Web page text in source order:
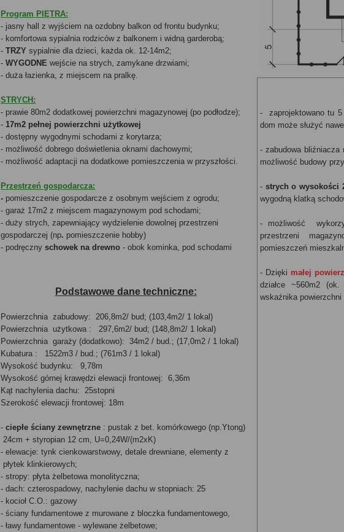
Program PIĘTRA:
- jasny hall z wyjściem na ozdobny balkon od frontu budynku;
- komfortowa sypialnia rodziców z balkonem i widną garderobą;
-TRZY sypialnie dla dzieci, każda ok. 12-14m2;
-WYGODNE wejście na strych, zamykane drzwiami;
- duża łazienka, z miejscem na pralkę.
STRYCH:
- prawie 80m2 dodatkowej powierzchni magazynowej (po podłodze);
-17m2 pełnej powierzchni użytkowej
- dostępny wygodnymi schodami z korytarza;
- możliwość dobrego doświetlenia oknami dachowymi;
- możliwość adaptacji na dodatkowe pomieszczenia w przyszłości.
Przestrzeń gospodarcza:
- pomieszczenie gospodarcze z osobnym wejściem z ogrodu;
- garaż 17m2 z miejscem magazynowym pod schodami;
- duży strych, zapewniający wydzielenie dowolnej przestrzeni
gospodarczej (np. pomieszczenie hobby)
- podręcznyschowek na drewno - obok kominka, pod schodami
Podstawowe dane techniczne:
Powierzchnia zabudowy: 206,8m2/ bud; (103,4m2/ 1 lokal)
Powierzchnia użytkowa : 297,6m2/ bud; (148,8m2/ 1 lokal)
Powierzchnia garaży (dodatkowo): 34m2 / bud.; (17,0m2 / 1 lokal)
Kubatura : 1522m3 / bud.; (761m3 / 1 lokal)
Wysokość budynku: 9,78m
Wysokość górnej krawędzi elewacji frontowej: 6,36m
Kąt nachylenia dachu: 25stopni
Szerokość elewacji frontowej: 18m
-ciepłe ściany zewnętrzne : pustak z bet. komórkowego (np.Ytong)
24cm + styropian 12 cm, U=0,24W/(m2xK)
- elewacje: tynk cienkowarstwowy, detale drewniane, elementy z
płytek klinkierowych;
- stropy: płyta żelbetowa monolityczna;
- dach: czterospadowy, nachylenie dachu w stopniach: 25
- kocioł C.O.: gazowy
- ściany fundamentowe z murowane z bloczka fundamentowego,
- ławy fundamentowe - wylewane żelbetowe;
- zaprojektowano tu 5
dom może służyć
- zabudowa bliźniacza
możliwość budowy
- strych o wysokości
wygodną klatką
- możliwość
przestrzeni
pomieszczeń
- Dzięki małej
działce ~560m2
wskaźnika